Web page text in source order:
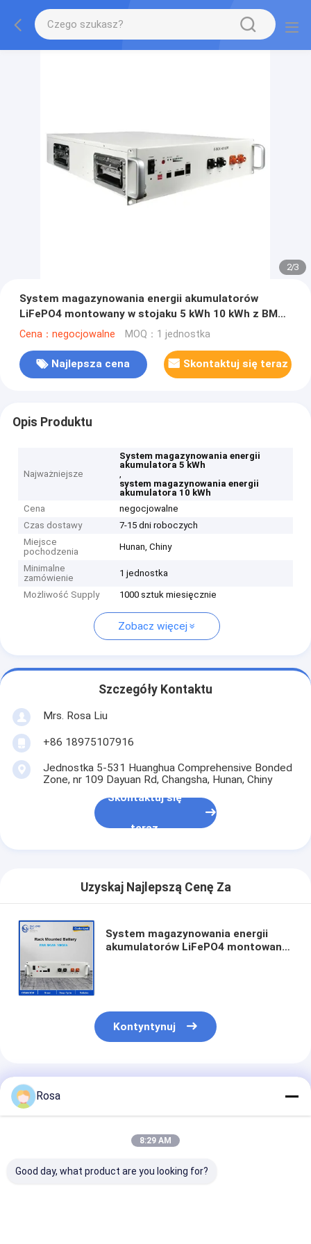
2/3
System magazynowania energii akumulatorów
LiFePO4 montowany w stojaku 5 kWh 10 kWh z BMS
dla domowej fabryki przemysłu komercyjnego
Cena：negocjowalne MOQ：1 jednostka
Najlepsza cena Skontaktuj się teraz
Opis Produktu
Najważniejsze
System magazynowania energii
akumulatora 5 kWh
,
system magazynowania energii
akumulatora 10 kWh
Cena
negocjowalne
Czas dostawy
7-15 dni roboczych
Miejsce
pochodzenia
Hunan, Chiny
Minimalne
zamówienie
1 jednostka
Możliwość Supply 1000 sztuk miesięcznie
Zobacz więcej
Szczegóły Kontaktu
Mrs. Rosa Liu
+86 18975107916
Jednostka 5-531 Huanghua Comprehensive Bonded
Zone, nr 109 Dayuan Rd, Changsha, Hunan, Chiny
Skontaktuj się
teraz
Uzyskaj Najlepszą Cenę Za
System magazynowania energii
akumulatorów LiFePO4 montowany
Kontyntynuj
Polecane Produkty
Rosa
8:29 AM
Good day, what product are you looking for?